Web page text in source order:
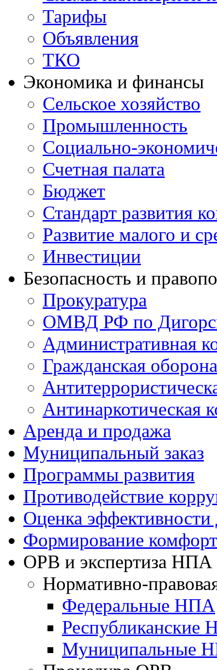
Тарифы
Объявления
ТКО
Экономика и финансы
Сельское хозяйство
Промышленность
Социально-
Счетная палата
Бюджет
Стандарт развития
Развитие малого и
Инвестиции
Безопасность и
Прокуратура
ОМВД РФ по
Административная
Гражданская оборона
Антинаркотическая
Аренда и продажа
Муниципальный заказ
Программы развития
Противодействие
Оценка
Формирование
ОРВ и экспертиза НПА
Нормативно-
Федеральные НПА
Республиканские
Муниципальные